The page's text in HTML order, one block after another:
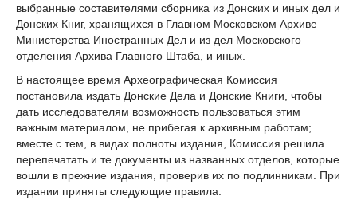
выбранные составителями сборника из Донских и иных дел и
Донских Книг, хранящихся в Главном Московском Архиве
Министерства Иностранных Дел и из дел Московского
отделения Архива Главного Штаба, и иных.
В настоящее время Археографическая Комиссия
постановила издать Донские Дела и Донские Книги, чтобы
дать исследователям возможность пользоваться этим
важным материалом, не прибегая к архивным работам;
вместе с тем, в видах полноты издания, Комиссия решила
перепечатать и те документы из названных отделов, которые
вошли в прежние издания, проверив их по подлинникам. При
издании приняты следующие правила.